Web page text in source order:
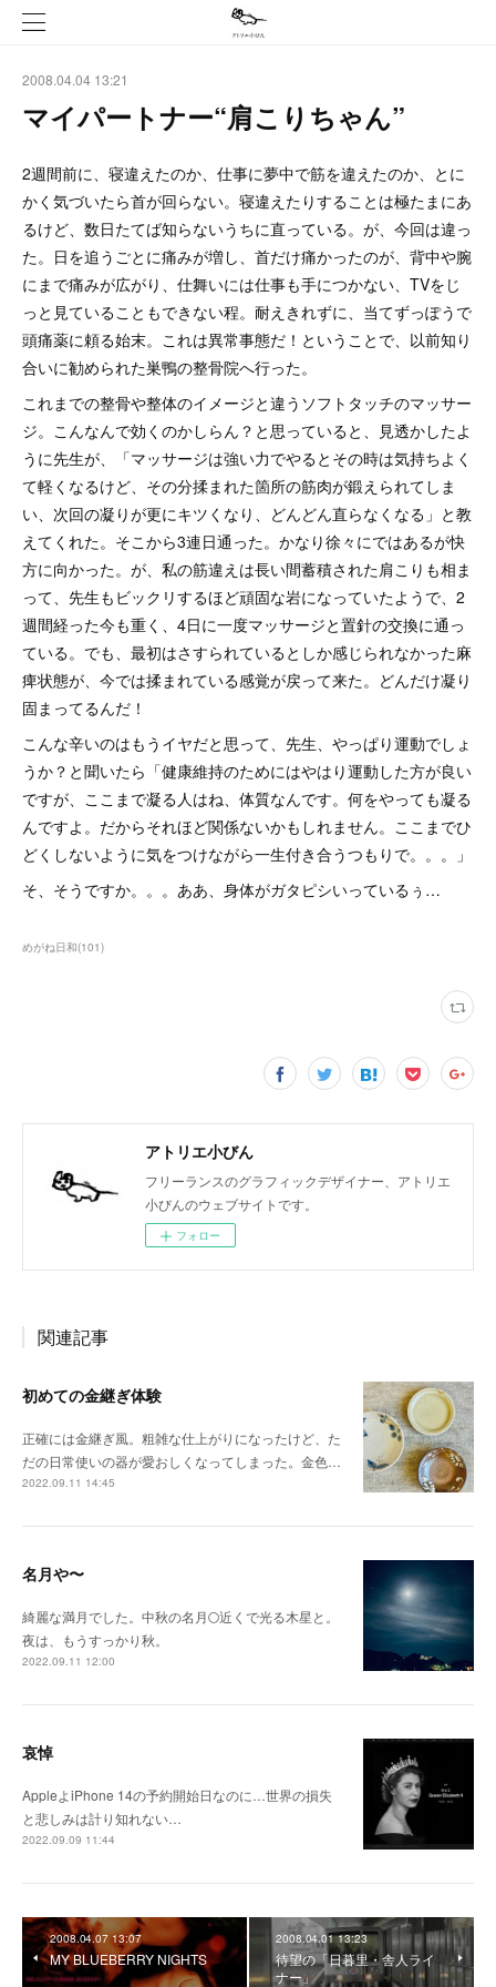
2008.04.04 13:21
マイパートナー“肩こりちゃん”
2週間前に、寝違えたのか、仕事に夢中で筋を違えたのか、とに
かく気づいたら首が回らない。寝違えたりすることは極たまにあ
るけど、数日たてば知らないうちに直っている。が、今回は違っ
た。日を追うごとに痛みが増し、首だけ痛かったのが、背中や腕
にまで痛みが広がり、仕舞いには仕事も手につかない、TVをじ
っと見ていることもできない程。耐えきれずに、当てずっぽうで
頭痛薬に頼る始末。これは異常事態だ！ということで、以前知り
合いに勧められた巣鴨の整骨院へ行った。
これまでの整骨や整体のイメージと違うソフトタッチのマッサー
ジ。こんなんで効くのかしらん？と思っていると、見透かしたよ
うに先生が、「マッサージは強い力でやるとその時は気持ちよく
て軽くなるけど、その分揉まれた箇所の筋肉が鍛えられてしま
い、次回の凝りが更にキツくなり、どんどん直らなくなる」と教
えてくれた。そこから3連日通った。かなり徐々にではあるが快
方に向かった。が、私の筋違えは長い間蓄積された肩こりも相ま
って、先生もビックリするほど頑固な岩になっていたようで、2
週間経った今も重く、4日に一度マッサージと置針の交換に通っ
ている。でも、最初はさすられているとしか感じられなかった麻
痺状態が、今では揉まれている感覚が戻って来た。どんだけ凝り
固まってるんだ！
こんな辛いのはもうイヤだと思って、先生、やっぱり運動でしょ
うか？と聞いたら「健康維持のためにはやはり運動した方が良い
ですが、ここまで凝る人はね、体質なんです。何をやっても凝る
んですよ。だからそれほど関係ないかもしれません。ここまでひ
どくしないように気をつけながら一生付き合うつもりで。。。」
そ、そうですか。。。ああ、身体がガタピシいっているぅ…
めがね日和(101)
アトリエ小びん
フリーランスのグラフィックデザイナー、アトリエ
小びんのウェブサイトです。
フォロー
関連記事
初めての金継ぎ体験
正確には金継ぎ風。粗雑な仕上がりになったけど、た
だの日常使いの器が愛おしくなってしまった。金色…
2022.09.11 14:45
名月や〜
綺麗な満月でした。中秋の名月🌕近くで光る木星と。
夜は、もうすっかり秋。
2022.09.11 12:00
哀悼
AppleよiPhone 14の予約開始日なのに…世界の損失
と悲しみは計り知れない…
2022.09.09 11:44
2008.04.07 13:07
MY BLUEBERRY NIGHTS
2008.04.01 13:23
待望の「日暮里・舎人ライ
ナー」